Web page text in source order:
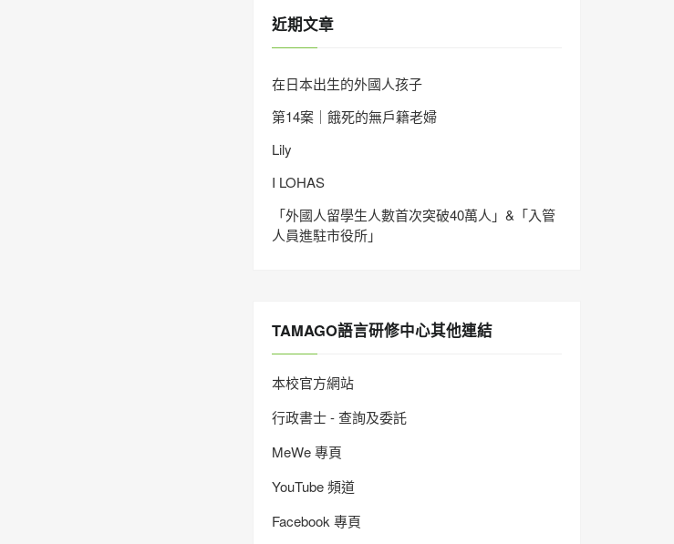
近期文章
在日本出生的外國人孩子
第14案｜餓死的無戶籍老婦
Lily
I LOHAS
「外國人留學生人數首次突破40萬人」&「入管
人員進駐市役所」
TAMAGO語言研修中心其他連結
本校官方網站
行政書士 - 查詢及委託
MeWe 專頁
YouTube 頻道
Facebook 專頁